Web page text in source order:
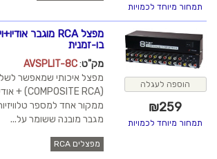
מפצל RCA מוגבר אודיו+וידאו ל-8 יציאות
בו-זמנית
מק"ט:
AVSPLIT-8C
מפצל איכותי שמאפשר לשלוח אות וידאו אנלוגי
(COMPOSITE RCA) + אודיו (2xRCA STEREO)
ממקור אחד למספר טלוויזיות בו-זמנית. במפצל יש
מגבר מובנה ששומר על...